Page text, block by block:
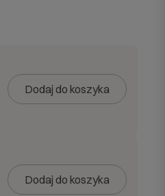
Dodaj do koszyka
Dodaj do koszyka